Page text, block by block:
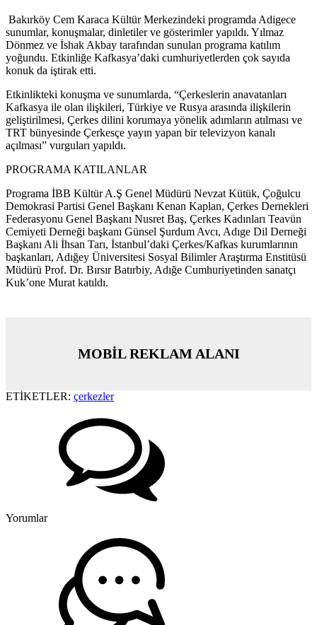
Bakırköy Cem Karaca Kültür Merkezindeki programda Adigece
sunumlar, konuşmalar, dinletiler ve gösterimler yapıldı. Yılmaz
Dönmez ve İshak Akbay tarafından sunulan programa katılım
yoğundu. Etkinliğe Kafkasya’daki cumhuriyetlerden çok sayıda
konuk da iştirak etti.
Etkinlikteki konuşma ve sunumlarda, “Çerkeslerin anavatanları
Kafkasya ile olan ilişkileri, Türkiye ve Rusya arasında ilişkilerin
geliştirilmesi, Çerkes dilini korumaya yönelik adımların atılması ve
TRT bünyesinde Çerkesçe yayın yapan bir televizyon kanalı
açılması” vurguları yapıldı.
PROGRAMA KATILANLAR
Programa İBB Kültür A.Ş Genel Müdürü Nevzat Kütük, Çoğulcu
Demokrasi Partisi Genel Başkanı Kenan Kaplan, Çerkes Dernekleri
Federasyonu Genel Başkanı Nusret Baş, Çerkes Kadınları Teavün
Cemiyeti Derneği başkanı Günsel Şurdum Avcı, Adıge Dil Derneği
Başkanı Ali İhsan Tarı, İstanbul’daki Çerkes/Kafkas kurumlarının
başkanları, Adığey Üniversitesi Sosyal Bilimler Araştırma Enstitüsü
Müdürü Prof. Dr. Bırsır Batırbiy, Adığe Cumhuriyetinden sanatçı
Kuk’one Murat katıldı.
MOBİL REKLAM ALANI
ETİKETLER: çerkezler
Yorumlar